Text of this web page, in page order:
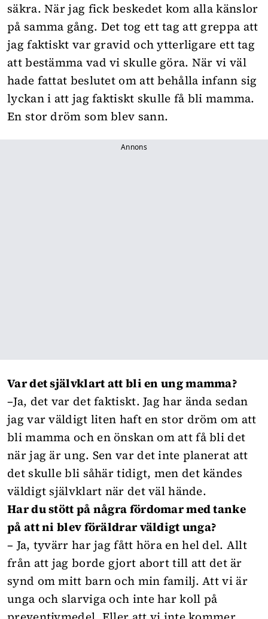
säkra. När jag fick beskedet kom alla känslor
på samma gång. Det tog ett tag att greppa att
jag faktiskt var gravid och ytterligare ett tag
att bestämma vad vi skulle göra. När vi väl
hade fattat beslutet om att behålla infann sig
lyckan i att jag faktiskt skulle få bli mamma.
En stor dröm som blev sann.
Annons
Var det självklart att bli en ung mamma?
–Ja, det var det faktiskt. Jag har ända sedan
jag var väldigt liten haft en stor dröm om att
bli mamma och en önskan om att få bli det
när jag är ung. Sen var det inte planerat att
det skulle bli såhär tidigt, men det kändes
väldigt självklart när det väl hände.
Har du stött på några fördomar med tanke
på att ni blev föräldrar väldigt unga?
– Ja, tyvärr har jag fått höra en hel del. Allt
från att jag borde gjort abort till att det är
synd om mitt barn och min familj. Att vi är
unga och slarviga och inte har koll på